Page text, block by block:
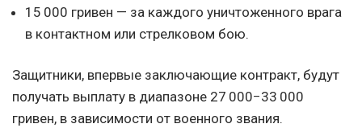
15 000 гривен — за каждого уничтоженного врага
в контактном или стрелковом бою.
Защитники, впервые заключающие контракт, будут
получать выплату в диапазоне 27 000−33 000
гривен, в зависимости от военного звания.